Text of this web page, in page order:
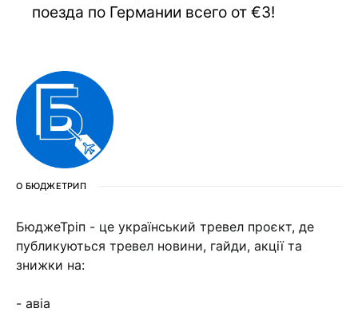
поезда по Германии всего от €3!
О БЮДЖЕТРИП
БюджеТріп - це український тревел проєкт, де
публикуються тревел новини, гайди, акції та
знижки на:
- авіа